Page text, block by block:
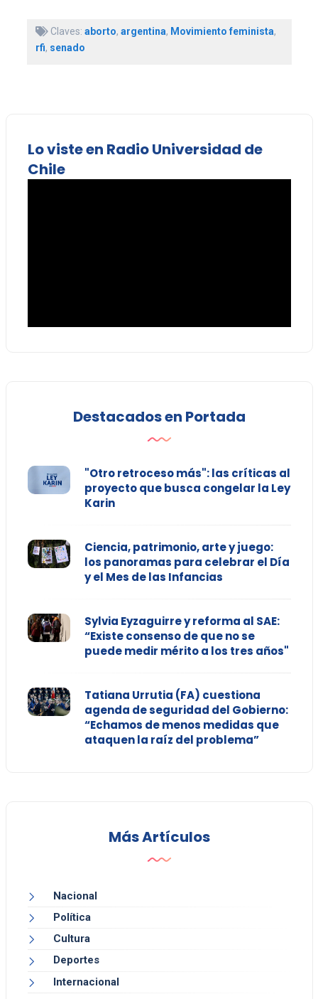
Claves: aborto, argentina, Movimiento feminista,
rfi, senado
Lo viste en Radio Universidad de
Chile
Destacados en Portada
"Otro retroceso más": las críticas al
proyecto que busca congelar la Ley
Karin
Ciencia, patrimonio, arte y juego:
los panoramas para celebrar el Día
y el Mes de las Infancias
Sylvia Eyzaguirre y reforma al SAE:
“Existe consenso de que no se
puede medir mérito a los tres años"
Tatiana Urrutia (FA) cuestiona
agenda de seguridad del Gobierno:
“Echamos de menos medidas que
ataquen la raíz del problema”
Más Artículos
Nacional
Política
Cultura
Deportes
Internacional